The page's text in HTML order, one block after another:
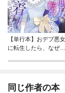
【単行本】おデブ悪女
に転生したら、なぜか
同じ作者の本